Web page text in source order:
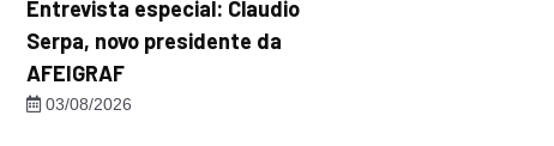
Entrevista especial: Claudio
Serpa, novo presidente da
AFEIGRAF
03/08/2026